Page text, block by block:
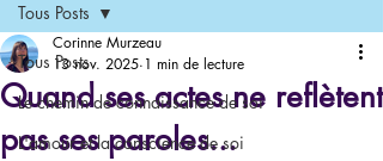
Tous Posts
Le chemin de connaissance de soi
L'amour et la conscience de soi
Tous Posts
Quand ses actes ne reflètent
pas ses paroles...
Corinne Murzeau
13 nov. 2025 1 min de lecture